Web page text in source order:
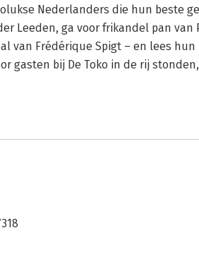
Nederlanders die hun beste
Leeden, ga voor frikandel pan van
van Frédérique Spigt – en lees
gasten bij De Toko in de rij